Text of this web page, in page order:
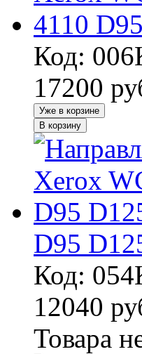
Код:
17200
Уже в корзине
В корзину
D95
Код:
12040
Товара